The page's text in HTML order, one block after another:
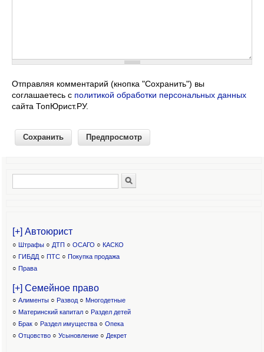
Отправляя комментарий (кнопка "Сохранить") вы
соглашаетесь с политикой обработки персональных данных
сайта ТопЮрист.РУ.
Форма поиска
[+] Автоюрист
○ Штрафы ○ ДТП ○ ОСАГО ○ КАСКО
○ ГИБДД ○ ПТС ○ Покупка продажа
○ Права
[+] Семейное право
○ Алименты ○ Развод ○ Многодетные
○ Материнский капитал○ Раздел детей
○ Брак ○ Раздел имущества ○ Опека
○ Отцовство○ Усыновление ○ Декрет